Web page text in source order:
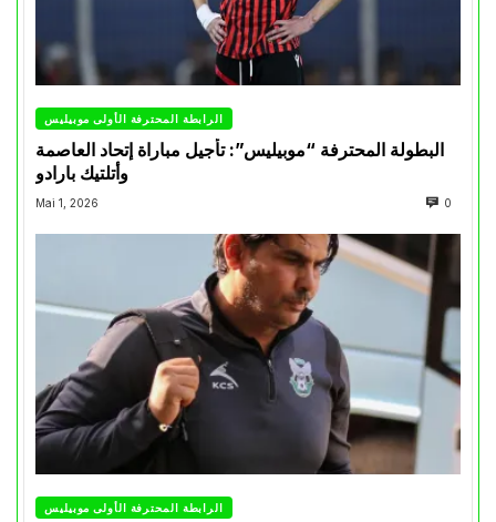
الرابطة المحترفة الأولى موبيليس
البطولة المحترفة “موبيليس”: تأجيل مباراة إتحاد العاصمة
وأتلتيك بارادو
Mai 1, 2026 0
الرابطة المحترفة الأولى موبيليس